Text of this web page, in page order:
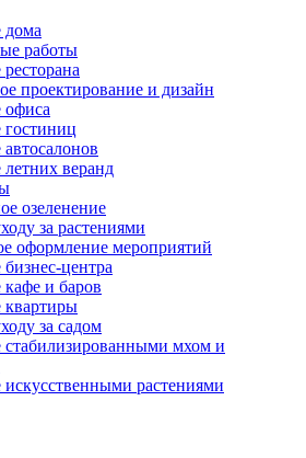
дома
работы
проектирование и дизайн
офиса
гостиниц
веранд
озеленение
за растениями
оформление мероприятий
центра
и баров
квартиры
за садом
стабилизированными мхом и
искусственными растениями